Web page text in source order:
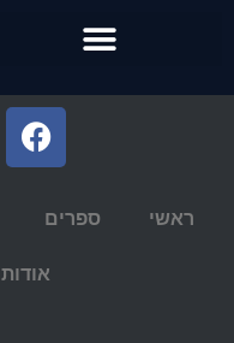
ראשי ספרים
אודות